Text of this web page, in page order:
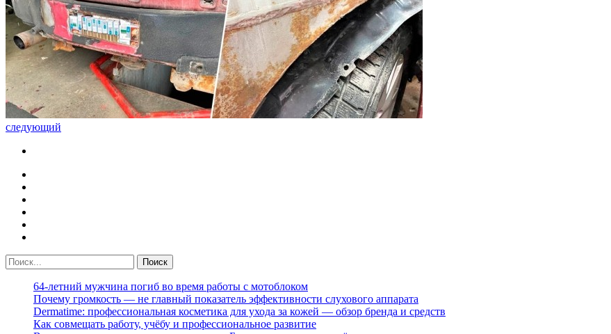
следующий
64-летний мужчина погиб во время работы с мотоблоком
Почему громкость — не главный показатель эффективности слухового аппарата
Dermatime: профессиональная косметика для ухода за кожей — обзор бренда и средств
Как совмещать работу, учёбу и профессиональное развитие